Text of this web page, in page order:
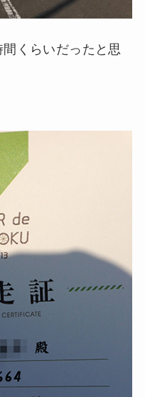
くらいだったと思